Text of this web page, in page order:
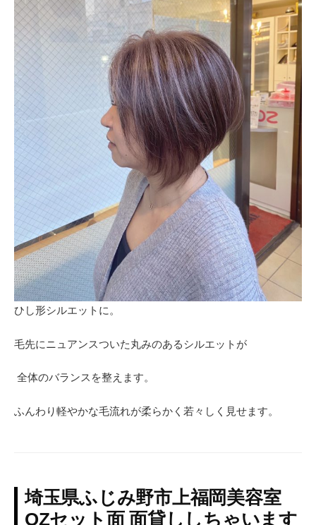
ひし形シルエットに。
毛先にニュアンスついた丸みのあるシルエットが
全体のバランスを整えます。
ふんわり軽やかな毛流れが柔らかく若々しく見せます。
埼玉県ふじみ野市上福岡美容室
OZセット面 面貸ししちゃいます